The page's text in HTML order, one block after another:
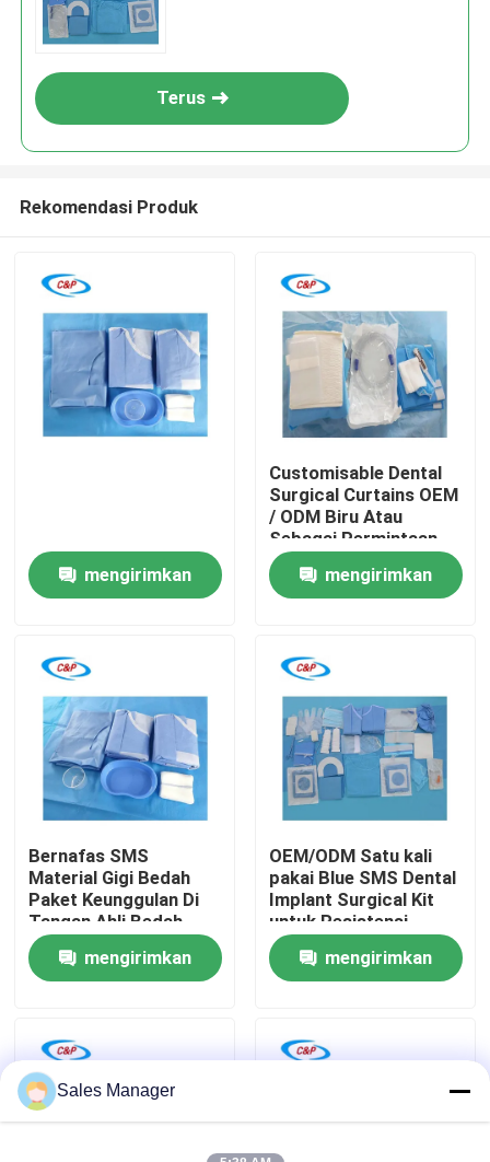
Produk
video
Pertunjukan VR
Tentang Kami
Tur Pabrik
Kontrol Kualitas
Berita
Terus
Rekomendasi Produk
mengirimkan
Customisable Dental
Surgical Curtains OEM
/ ODM Biru Atau
Sebagai Permintaan
Pelanggan
mengirimkan
Bernafas SMS
Material Gigi Bedah
Paket Keunggulan Di
Tangan Ahli Bedah
mengirimkan
OEM/ODM Satu kali
pakai Blue SMS Dental
Implant Surgical Kit
untuk Resistensi
Cairan
mengirimkan
Sales Manager